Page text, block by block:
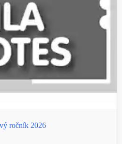
ročník 2026